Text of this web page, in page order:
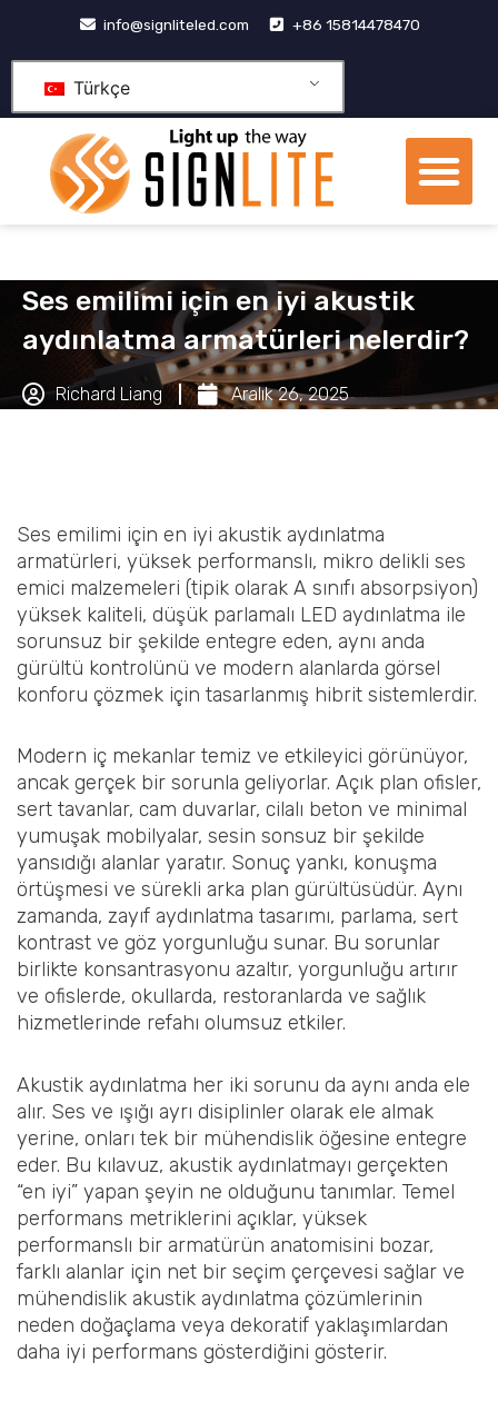
info@signliteled.com +86 15814478470
Türkçe
Ses emilimi için en iyi akustik
aydınlatma armatürleri nelerdir?
Richard Liang Aralık 26, 2025
Ses emilimi için en iyi akustik aydınlatma
armatürleri, yüksek performanslı, mikro delikli ses
emici malzemeleri (tipik olarak A sınıfı absorpsiyon)
yüksek kaliteli, düşük parlamalı LED aydınlatma ile
sorunsuz bir şekilde entegre eden, aynı anda
gürültü kontrolünü ve modern alanlarda görsel
konforu çözmek için tasarlanmış hibrit sistemlerdir.
Modern iç mekanlar temiz ve etkileyici görünüyor,
ancak gerçek bir sorunla geliyorlar. Açık plan ofisler,
sert tavanlar, cam duvarlar, cilalı beton ve minimal
yumuşak mobilyalar, sesin sonsuz bir şekilde
yansıdığı alanlar yaratır. Sonuç yankı, konuşma
örtüşmesi ve sürekli arka plan gürültüsüdür. Aynı
zamanda, zayıf aydınlatma tasarımı, parlama, sert
kontrast ve göz yorgunluğu sunar. Bu sorunlar
birlikte konsantrasyonu azaltır, yorgunluğu artırır
ve ofislerde, okullarda, restoranlarda ve sağlık
hizmetlerinde refahı olumsuz etkiler.
Akustik aydınlatma her iki sorunu da aynı anda ele
alır. Ses ve ışığı ayrı disiplinler olarak ele almak
yerine, onları tek bir mühendislik öğesine entegre
eder. Bu kılavuz, akustik aydınlatmayı gerçekten
“en iyi” yapan şeyin ne olduğunu tanımlar. Temel
performans metriklerini açıklar, yüksek
performanslı bir armatürün anatomisini bozar,
farklı alanlar için net bir seçim çerçevesi sağlar ve
mühendislik akustik aydınlatma çözümlerinin
neden doğaçlama veya dekoratif yaklaşımlardan
daha iyi performans gösterdiğini gösterir.